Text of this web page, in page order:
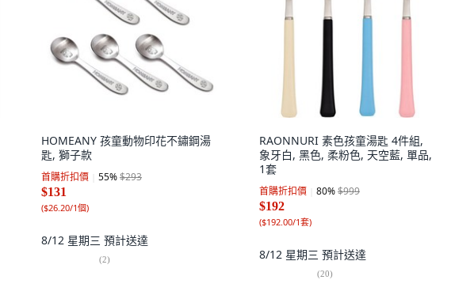
HOMEANY 孩童動物印花不鏽鋼湯
匙, 獅子款
首購折扣價 55%$293
$131
($26.20/1個)
8/12 星期三 預計送達
(2)
RAONNURI 素色孩童湯匙 4件組,
象牙白, 黑色, 柔粉色, 天空藍, 單品,
1套
首購折扣價 80%$999
$192
($192.00/1套)
8/12 星期三 預計送達
(20)